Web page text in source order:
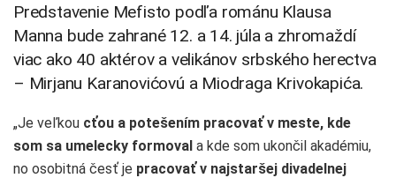
Predstavenie Mefisto podľa románu Klausa
Manna bude zahrané 12. a 14. júla a zhromaždí
viac ako 40 aktérov a velikánov srbského herectva
– Mirjanu Karanovićovú a Miodraga Krivokapića.
„Je veľkou cťou a potešením pracovať v meste, kde
som sa umelecky formoval a kde som ukončil akadémiu,
no osobitná česť je pracovať v najstaršej divadelnej